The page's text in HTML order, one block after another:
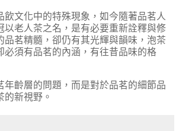
飲文化中的特殊現象，如今隨著品茗人
以老人茶之名，是有必要重新詮釋與修
品茗精髓，卻仍有其光輝與韻味，泡茶
必須有品茗的內涵，有往昔品味的格
年齡層的問題，而是對於品茗的細節品
的新視野。